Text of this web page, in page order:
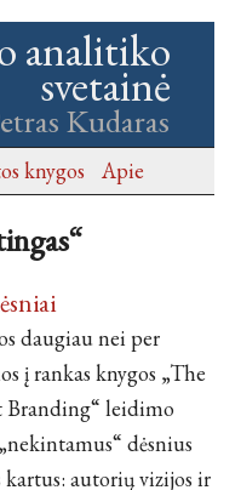
analitiko
svetainė
Kudaras
knygos Apie
daugiau nei per
į rankas knygos „The
Branding“ leidimo
dėsnius
autorių vizijos ir